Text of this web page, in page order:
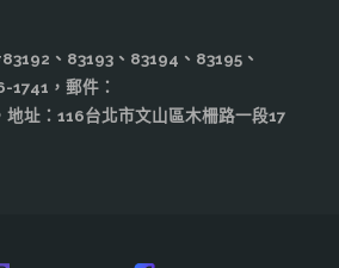
、83193、83194、83195、
1741，郵件：
址：116台北市文山區木柵路一段17